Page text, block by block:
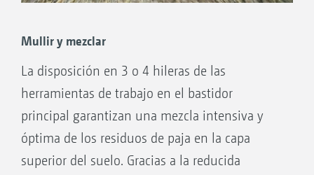
opcional mediante las ruedas de apoyo y el
está disponible el ajuste manual de la
profundidad de trabajo mediante husillos.
Mullir y mezclar
La disposición en 3 o 4 hileras de las
herramientas de trabajo en el bastidor
principal garantizan una mezcla intensiva y
óptima de los residuos de paja en la capa
superior del suelo. Gracias a la reducida